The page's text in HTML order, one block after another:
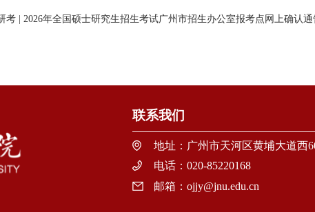
考 | 2026年全国硕士研究生招生考试广州市招生办公室报考点网上确认通
联系我们
地址：广州市天河区黄埔大道西
电话：020-85220168
邮箱：ojjy@jnu.edu.cn